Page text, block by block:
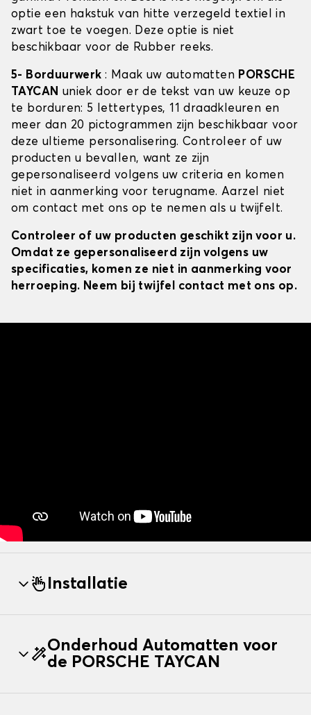
optie een hakstuk van hitte verzegeld textiel in
zwart toe te voegen. Deze optie is niet
beschikbaar voor de Rubber reeks.
5- Borduurwerk : Maak uw automatten PORSCHE
TAYCAN uniek door er de tekst van uw keuze op
te borduren: 5 lettertypes, 11 draadkleuren en
meer dan 20 pictogrammen zijn beschikbaar voor
deze ultieme personalisering. Controleer of uw
producten u bevallen, want ze zijn
gepersonaliseerd volgens uw criteria en komen
niet in aanmerking voor terugname. Aarzel niet
om contact met ons op te nemen als u twijfelt.
Controleer of uw producten geschikt zijn voor u.
Omdat ze gepersonaliseerd zijn volgens uw
specificaties, komen ze niet in aanmerking voor
herroeping. Neem bij twijfel contact met ons op.
Installatie
Onderhoud Automatten voor
de PORSCHE TAYCAN